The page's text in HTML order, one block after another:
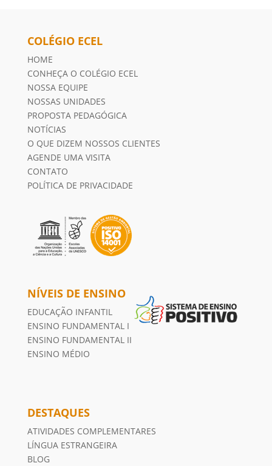
COLÉGIO ECEL
HOME
CONHEÇA O COLÉGIO ECEL
NOSSA EQUIPE
NOSSAS UNIDADES
PROPOSTA PEDAGÓGICA
NOTÍCIAS
O QUE DIZEM NOSSOS CLIENTES
AGENDE UMA VISITA
CONTATO
POLÍTICA DE PRIVACIDADE
NÍVEIS DE ENSINO
EDUCAÇÃO INFANTIL
ENSINO FUNDAMENTAL I
ENSINO FUNDAMENTAL II
ENSINO MÉDIO
DESTAQUES
ATIVIDADES COMPLEMENTARES
LÍNGUA ESTRANGEIRA
BLOG